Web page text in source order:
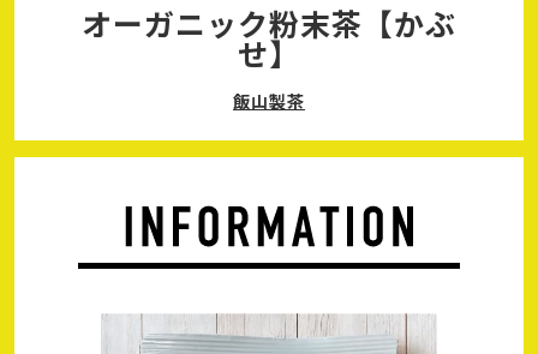
オーガニック粉末茶【かぶ
せ】
飯山製茶